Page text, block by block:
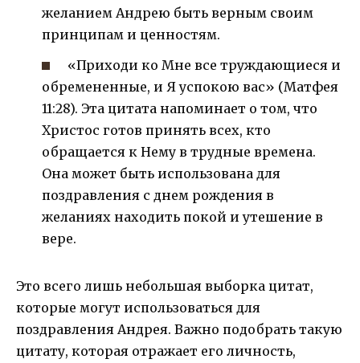
желанием Андрею быть верным своим
принципам и ценностям.
«Приходи ко Мне все труждающиеся и
обремененные, и Я успокою вас» (Матфея
11:28). Эта цитата напоминает о том, что
Христос готов принять всех, кто
обращается к Нему в трудные времена.
Она может быть использована для
поздравления с днем рождения в
желаниях находить покой и утешение в
вере.
Это всего лишь небольшая выборка цитат,
которые могут использоваться для
поздравления Андрея. Важно подобрать такую
цитату, которая отражает его личность,